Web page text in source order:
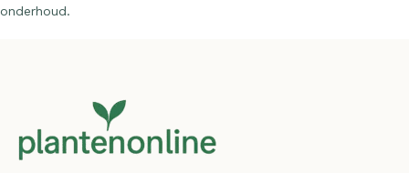
onderhoud.